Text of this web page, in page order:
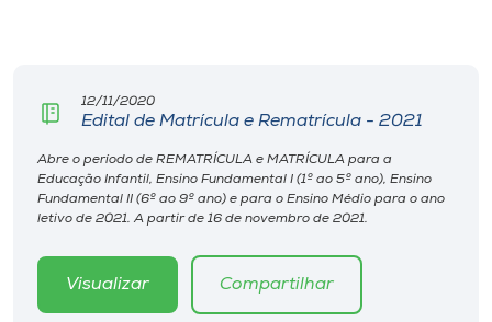
Rádio
Museu
12/11/2020
Edital de Matrícula e Rematrícula - 2021
Abre o período de REMATRÍCULA e MATRÍCULA para a
Educação Infantil, Ensino Fundamental I (1º ao 5º ano), Ensino
Fundamental II (6º ao 9º ano) e para o Ensino Médio para o ano
letivo de 2021. A partir de 16 de novembro de 2021.
Visualizar Compartilhar